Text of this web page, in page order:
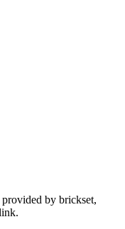
by brickset,